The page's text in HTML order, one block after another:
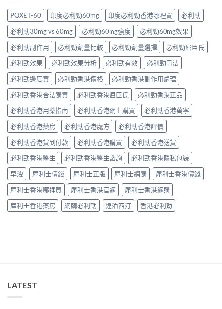
案
一
次
解
析〉
中
完
整
攻
略
一
次
看〉
中
量、
副
作
用
到
死
線
的
完
整
拆
解〉
中
礙
治
療
的
突
破
性
藥
物〉
中
日
錠
評
價
如
何？
有
冇
副
作
用？
藥
師：
皇
牌
係
「隨
興
＋
護
前
列
腺」，
但
「5mg
用」〉
POXET-60 印度必利勁60mg 印度必利勁香港哪裡買
必利勁
必利勁30mg vs 60mg
必利勁60mg強度
必利勁60mg效果
必利勁副作用
必利勁劑量比較 必利勁劑量選擇
必利勁屈臣氏
必利勁效果
必利勁效果分析 必利勁有效
必利勁用法
必利勁邊度買
必利勁香港價格
必利勁香港副作用處理
必利勁香港合法購買
必利勁香港屈臣氏
必利勁香港正品
必利勁香港用藥指南
必利勁香港網上購買
必利勁香港萬寧
必利勁香港藥房
必利勁香港處方
必利勁香港評價
必利勁香港貨到付款
必利勁香港購買
必利勁香港送貨
必利勁香港醫生
必利勁香港醫生諮詢
必利勁香港隱私包裝
早洩
犀利士價錢 犀利士正版 犀利士網購
犀利士香港價錢
犀利士香港哪裡買
犀利士香港官網
犀利士香港網購
犀利士香港藥房
網購必利勁 達泊西汀 香港必利勁
LATEST